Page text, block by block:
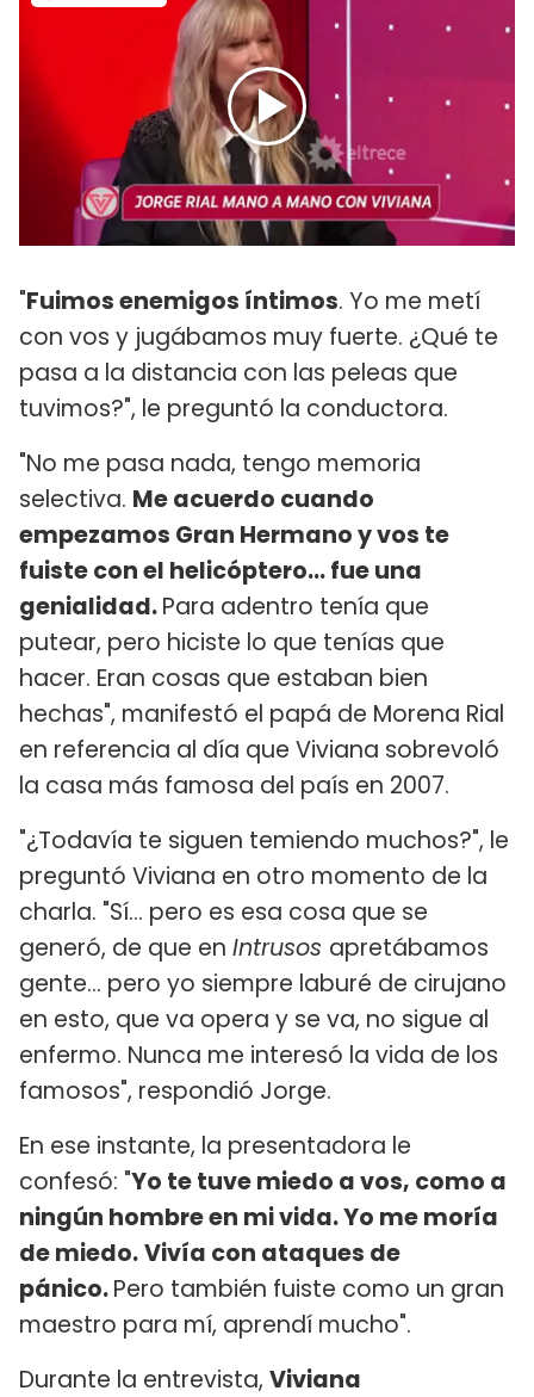
"Fuimos enemigos íntimos. Yo me metí
con vos y jugábamos muy fuerte. ¿Qué te
pasa a la distancia con las peleas que
tuvimos?", le preguntó la conductora.
"No me pasa nada, tengo memoria
selectiva. Me acuerdo cuando
empezamos Gran Hermano y vos te
fuiste con el helicóptero... fue una
genialidad.Para adentro tenía que
putear, pero hiciste lo que tenías que
hacer. Eran cosas que estaban bien
hechas", manifestó el papá de Morena Rial
en referencia al día que Viviana sobrevoló
la casa más famosa del país en 2007.
"¿Todavía te siguen temiendo muchos?", le
preguntó Viviana en otro momento de la
charla. "Sí... pero es esa cosa que se
generó, de que en Intrusos apretábamos
gente... pero yo siempre laburé de cirujano
en esto, que va opera y se va, no sigue al
enfermo. Nunca me interesó la vida de los
famosos", respondió Jorge.
En ese instante, la presentadora le
confesó: "Yo te tuve miedo a vos, como a
ningún hombre en mi vida. Yo me moría
de miedo.Vivía con ataques de
pánico.Pero también fuiste como un gran
maestro para mí, aprendí mucho".
Durante la entrevista, Viviana